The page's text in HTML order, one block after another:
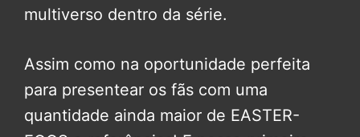
multiverso dentro da série.
Assim como na oportunidade perfeita
para presentear os fãs com uma
quantidade ainda maior de EASTER-